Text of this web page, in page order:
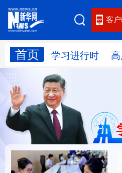
客
首页 学习进行时网站
学习进行时
国际 财经
思客智库
科技 科创